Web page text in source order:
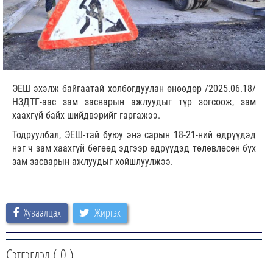
ЭЕШ эхэлж байгаатай холбогдуулан өнөөдөр /2025.06.18/
НЗДТГ-аас зам засварын ажлуудыг түр зогсоож, зам
хаахгүй байх шийдвэрийг гаргажээ.
Тодруулбал, ЭЕШ-тай буюу энэ сарын 18-21-ний өдрүүдэд
нэг ч зам хаахгүй бөгөөд эдгээр өдрүүдэд төлөвлөсөн бүх
зам засварын ажлуудыг хойшлуулжээ.
Хуваалцах Жиргэх